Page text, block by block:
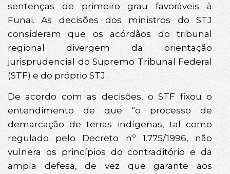
sentenças de primeiro grau favoráveis à
Funai. As decisões dos ministros do STJ
consideram que os acórdãos do tribunal
regional divergem da orientação
jurisprudencial do Supremo Tribunal Federal
(STF) e do próprio STJ.
De acordo com as decisões, o STF fixou o
entendimento de que “o processo de
demarcação de terras indígenas, tal como
regulado pelo Decreto nº 1.775/1996, não
vulnera os princípios do contraditório e da
ampla defesa, de vez que garante aos